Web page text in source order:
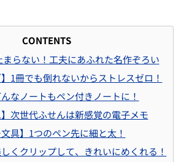
CONTENTS
らない！工夫にあふれた名作ぞろい
1冊でも倒れないからストレスゼロ！
なノートもペン付きノートに！
次世代ふせんは新感覚の電子メモ
具】1つのペン先に細と太！
くクリップして、きれいにめくれる！